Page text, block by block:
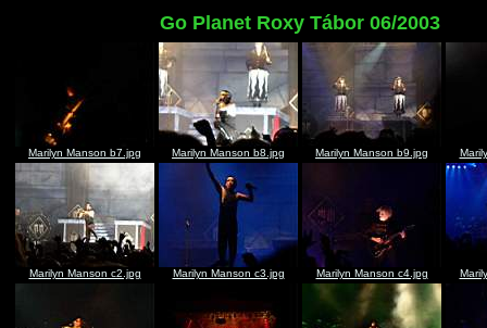
Go Planet Roxy Tábor 06/2003
Marilyn Manson b7.jpg Marilyn Manson b8.jpg Marilyn Manson b9.jpg
Marilyn Manson c2.jpg Marilyn Manson c3.jpg Marilyn Manson c4.jpg